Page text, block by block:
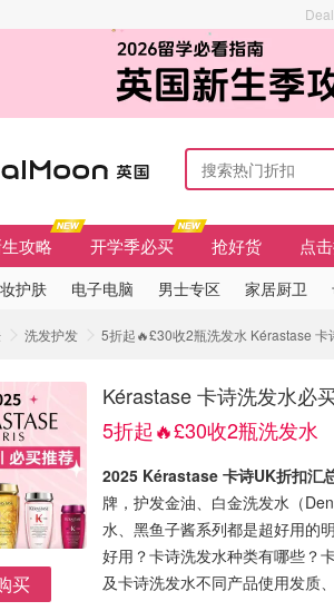
攻略 开学季必买 抢好货 点
护肤 电子电脑 男士专区 家居厨卫
洗发护发 5折起🔥£30收2瓶洗发水 Kérastase
买
Kérastase 卡诗洗发水必
5折起🔥£30收2瓶洗发水
2025 Kérastase 卡诗UK折扣汇
牌，护发金油、白金洗发水（
水、黑鱼子酱系列都是超好用的
好用？卡诗洗发水种类有哪些？
及卡诗洗发水不同产品使用发质